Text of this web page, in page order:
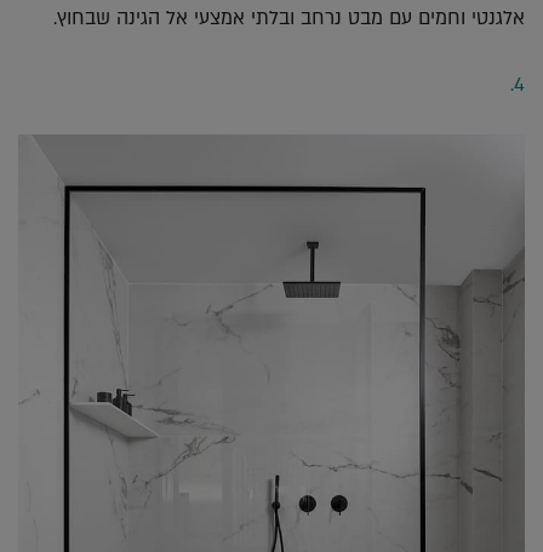
אלגנטי וחמים עם מבט נרחב ובלתי אמצעי אל הגינה שבחוץ.
4.